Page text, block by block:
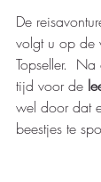
De
volgt u op de
Topseller.
tijd voor de
wel door dat
beestjes te